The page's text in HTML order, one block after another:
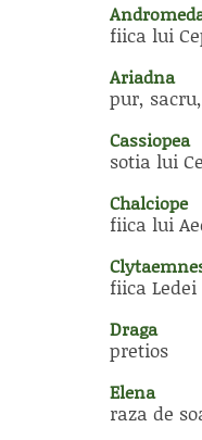
fiica lui
Ariadna
pur,
Cassiopea
sotia lui
Chalciope
fiica lui
fiica
Draga
pretios
Elena
raza de